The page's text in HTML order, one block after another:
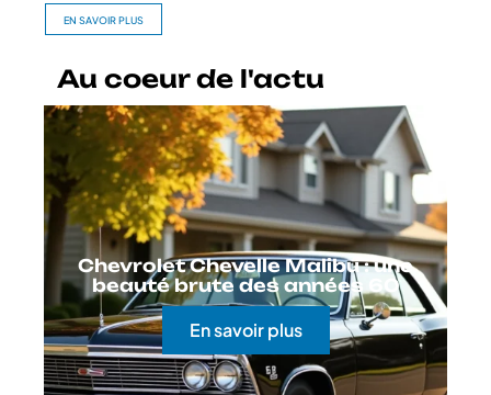
EN SAVOIR PLUS
Au coeur de l'actu
Chevrolet Chevelle Malibu : une
beauté brute des années 60
En savoir plus